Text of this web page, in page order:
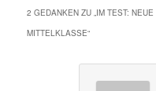
2 GEDANKEN ZU „IM TEST:
MITTELKLASSE“